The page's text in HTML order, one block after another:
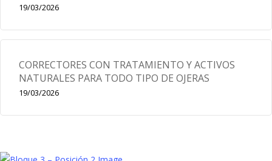
19/03/2026
CORRECTORES CON TRATAMIENTO Y ACTIVOS
NATURALES PARA TODO TIPO DE OJERAS
19/03/2026